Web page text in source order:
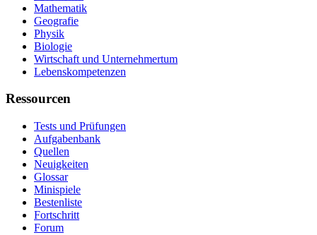
Mathematik
Geografie
Physik
Biologie
Wirtschaft und Unternehmertum
Lebenskompetenzen
Ressourcen
Tests und Prüfungen
Aufgabenbank
Quellen
Neuigkeiten
Glossar
Minispiele
Bestenliste
Fortschritt
Forum